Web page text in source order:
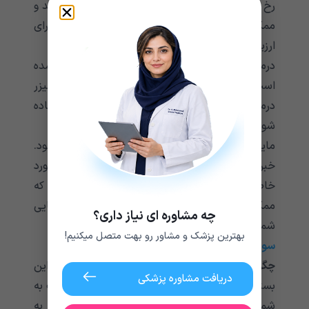
رخ دهد. چشم پزشک معاینه چشم را انجام می دهد و
ممکن است از روش های مختلف تصویربرداری برای
ارزیابی مشکل استفاده کند.
درمان بستگی به شرایطی دارد که باعث تجمع مایع شده
است. ممکن است از داروهای ضد التهاب، جراحی، لیزر
درمانی، تزریق ضد VEGF یا تغییر شیوه زندگی استفاده
شود.
مایع زیر شبکیه می تواند از منابع مختلفی تامین شود.
خبر خوب این است که وقتی پزشکان ریشه در مورد
خاص شما را بفهمند، درمان‌های مختلفی وجود دارد که
ممکن است این مشکل را کاهش داده و به حفظ بینایی
شما کمک کند.
سوالات متداول
چگونه از شر مایع پشت شبکیه خلاص شوید؟
این
بستگی به علت دارد. در صورت تشخیص ممکن است به
چه مشاوره ای نیاز داری؟
بهترین پزشک و مشاور رو بهت متصل میکنیم!
دریافت مشاوره پزشکی